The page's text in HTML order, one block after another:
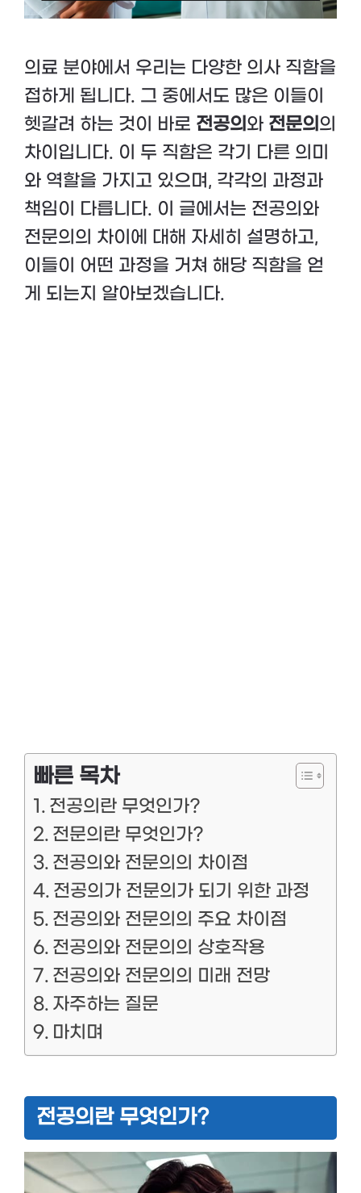
의료 분야에서 우리는 다양한 의사 직함을
접하게 됩니다. 그 중에서도 많은 이들이
헷갈려 하는 것이 바로 전공의 와 전문의 의
차이입니다. 이 두 직함은 각기 다른 의미
와 역할을 가지고 있으며, 각각의 과정과
책임이 다릅니다. 이 글에서는 전공의와
전문의의 차이에 대해 자세히 설명하고,
이들이 어떤 과정을 거쳐 해당 직함을 얻
게 되는지 알아보겠습니다.
빠른 목차
전공의란 무엇인가?
전문의란 무엇인가?
전공의와 전문의의 차이점
전공의가 전문의가 되기 위한 과정
전공의와 전문의의 주요 차이점
전공의와 전문의의 상호작용
전공의와 전문의의 미래 전망
자주하는 질문
마치며
전공의란 무엇인가?